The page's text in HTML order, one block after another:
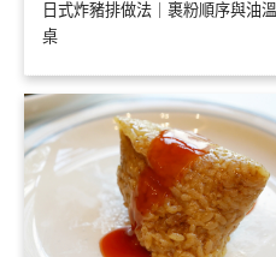
日式炸豬排做法｜裹粉順序與油
桌